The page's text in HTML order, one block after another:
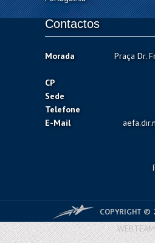
Contactos
Morada
Praça Dr.
CP
Sede
Telefone
E-Mail
COPYRIGHT ©
WEBTEAM